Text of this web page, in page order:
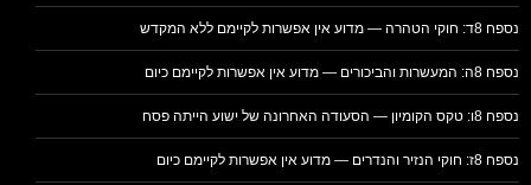
נספח 8ד: חוקי הטהרה — מדוע אין אפשרות לקיימם ללא המקדש
נספח 8ה: המעשרות והביכורים — מדוע אין אפשרות לקיימם כיום
נספח 8ו: טקס הקומיון — הסעודה האחרונה של ישוע הייתה פסח
נספח 8ז: חוקי הנזיר והנדרים — מדוע אין אפשרות לקיימם כיום